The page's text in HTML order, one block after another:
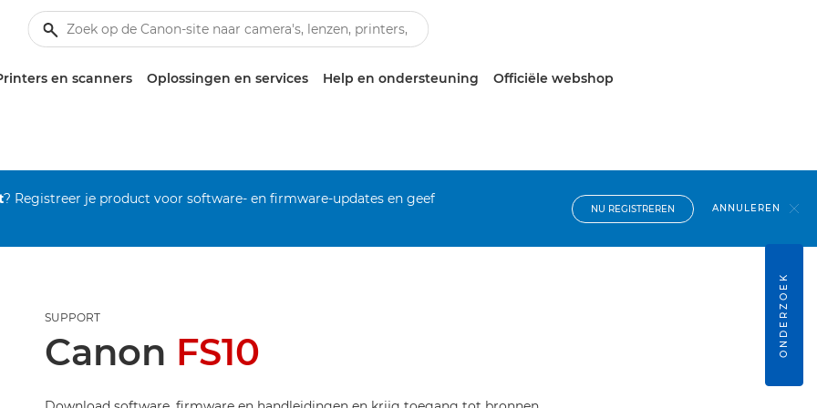
en scanners Oplossingen en services Help en ondersteuning Officiële webshop
? Registreer je product voor software- en firmware-updates en geef
NU REGISTREREN ANNULEREN
SUPPORT
Canon FS10 ONDERZOEK